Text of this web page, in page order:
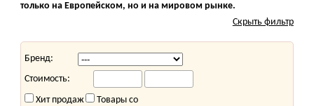
только на Европейском, но и на мировом рынке.
Скрыть фильтр
Бренд:
Стоимость:
Хит продаж
Товары со